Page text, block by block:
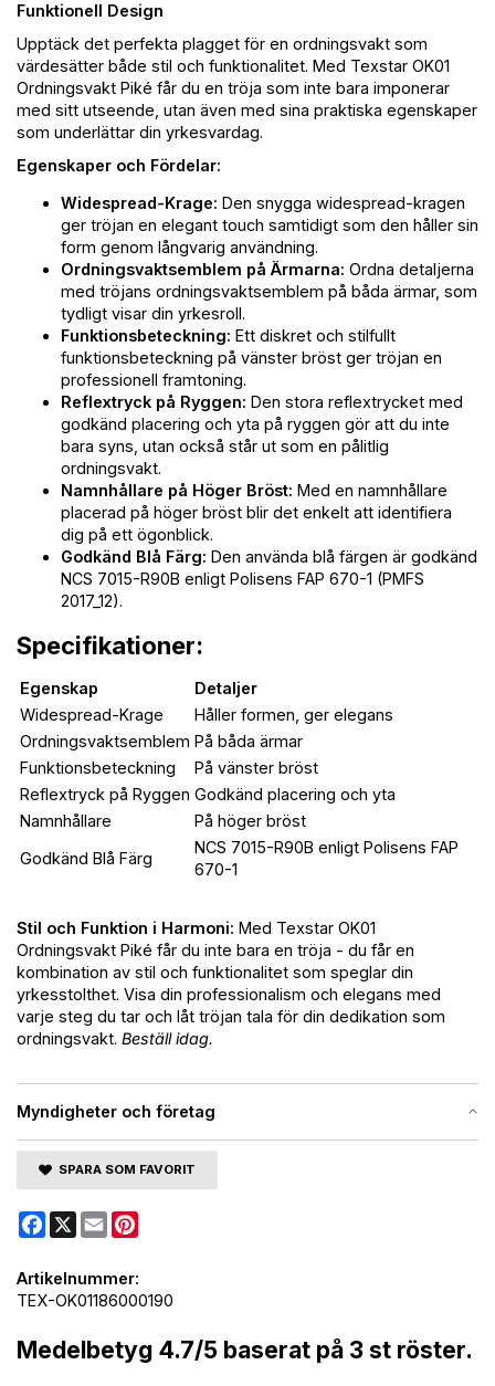
Myndigheter och företag
Funktionell Design
Upptäck det perfekta plagget för en ordningsvakt som
värdesätter både stil och funktionalitet. Med Texstar OK01
Ordningsvakt Piké får du en tröja som inte bara imponerar
med sitt utseende, utan även med sina praktiska egenskaper
som underlättar din yrkesvardag.
Egenskaper och Fördelar:
Widespread-Krage: Den snygga widespread-kragen
ger tröjan en elegant touch samtidigt som den håller sin
form genom långvarig användning.
Ordningsvaktsemblem på Ärmarna: Ordna detaljerna
med tröjans ordningsvaktsemblem på båda ärmar, som
tydligt visar din yrkesroll.
Funktionsbeteckning: Ett diskret och stilfullt
funktionsbeteckning på vänster bröst ger tröjan en
professionell framtoning.
Reflextryck på Ryggen: Den stora reflextrycket med
godkänd placering och yta på ryggen gör att du inte
bara syns, utan också står ut som en pålitlig
ordningsvakt.
Namnhållare på Höger Bröst: Med en namnhållare
placerad på höger bröst blir det enkelt att identifiera
dig på ett ögonblick.
Godkänd Blå Färg: Den använda blå färgen är godkänd
NCS 7015-R90B enligt Polisens FAP 670-1 (PMFS
2017_12).
Specifikationer:
Egenskap
Detaljer
Widespread-Krage
Håller formen, ger elegans
Ordningsvaktsemblem På båda ärmar
Funktionsbeteckning
På vänster bröst
Reflextryck på Ryggen Godkänd placering och yta
Namnhållare
På höger bröst
Godkänd Blå Färg
NCS 7015-R90B enligt Polisens FAP
670-1
Stil och Funktion i Harmoni: Med Texstar OK01
Ordningsvakt Piké får du inte bara en tröja - du får en
kombination av stil och funktionalitet som speglar din
yrkesstolthet. Visa din professionalism och elegans med
varje steg du tar och låt tröjan tala för din dedikation som
ordningsvakt. Beställ idag.
SPARA SOM FAVORIT
Facebook
X Email
Artikelnummer:
TEX-OK01186000190
Medelbetyg 4.7/5 baserat på 3 st röster.